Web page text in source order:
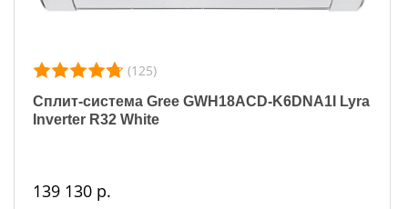
(125)
Сплит-система Gree GWH18ACD-K6DNA1I Lyra
Inverter R32 White
139 130 р.